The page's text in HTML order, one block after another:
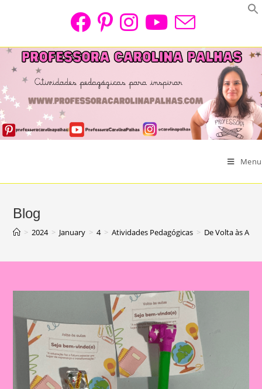
Menu
Blog
> 2024 > January > 4 > Atividades Pedagógicas > De Volta às